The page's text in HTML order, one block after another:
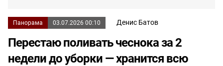
Панорама 03.07.2026 00:10 Денис Батов
Перестаю поливать чеснока за 2
недели до уборки — хранится всю